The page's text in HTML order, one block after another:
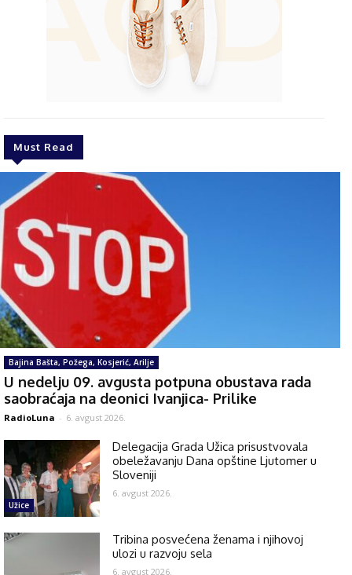
Must Read
Bajina Bašta, Požega, Kosjerić, Arilje
U nedelju 09. avgusta potpuna obustava rada
saobraćaja na deonici Ivanjica- Prilike
RadioLuna - 6. avgust 2026.
Užice
Delegacija Grada Užica prisustvovala
obeležavanju Dana opštine Ljutomer u
Sloveniji
6. avgust 2026.
Tribina posvećena ženama i njihovoj
ulozi u razvoju sela
6. avgust 2026.